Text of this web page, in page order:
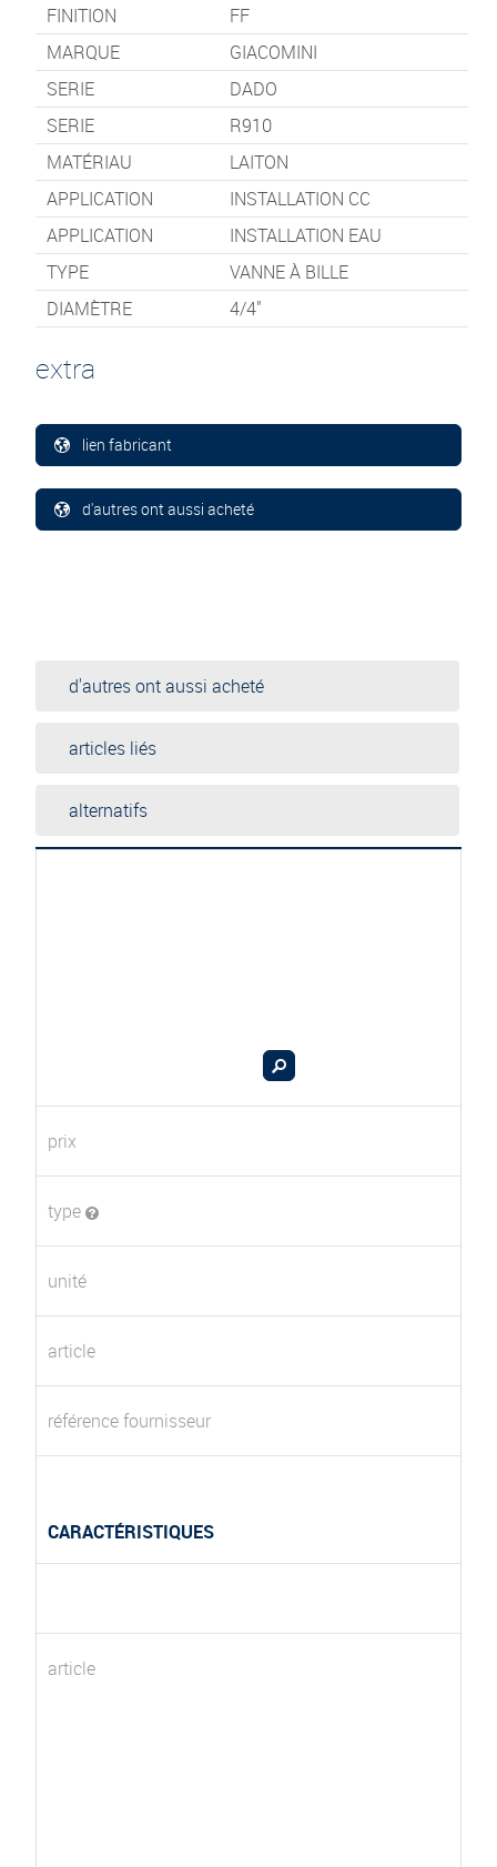
FINITION
FF
MARQUE
GIACOMINI
SERIE
DADO
SERIE
R910
MATÉRIAU
LAITON
APPLICATION
INSTALLATION CC
APPLICATION
INSTALLATION EAU
TYPE
VANNE À BILLE
DIAMÈTRE
4/4"
extra
lien fabricant
d'autres ont aussi acheté
d'autres ont aussi acheté
articles liés
alternatifs
prix
type
unité
article
référence fournisseur
CARACTÉRISTIQUES
article